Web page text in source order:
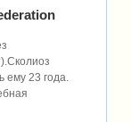
ему 23 года.